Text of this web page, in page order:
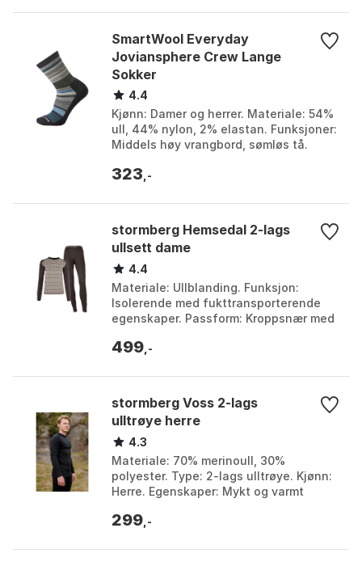
SmartWool Everyday
Joviansphere Crew Lange
Sokker
4.4
Kjønn: Damer og herrer. Materiale: 54%
ull, 44% nylon, 2% elastan. Funksjoner:
Middels høy vrangbord, sømløs tå.
fukttransporter...
323 ,-
stormberg Hemsedal 2-lags
ullsett dame
4.4
Materiale: Ullblanding. Funksjon:
Isolerende med fukttransporterende
egenskaper. Passform: Kroppsnær med
på longs, tr...
499 ,-
stormberg Voss 2-lags
ulltrøye herre
4.3
Materiale: 70% merinoull, 30%
polyester. Type: 2-lags ulltrøye. Kjønn:
Herre. Egenskaper: Mykt og varmt
Farge 3. Størrelse...
299 ,-